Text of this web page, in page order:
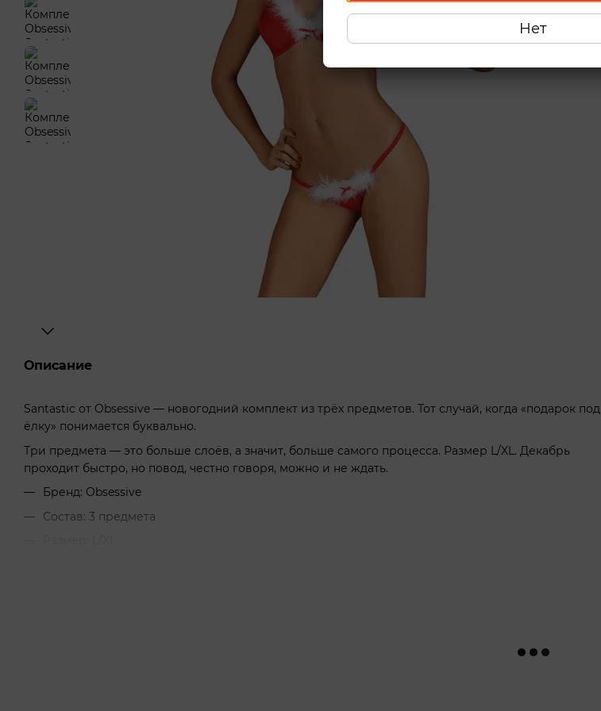
Описание
Santastic от Obsessive — новогодний комплект из трёх предметов. Тот случай, когда «подарок под
ёлку» понимается буквально.
Три предмета — это больше слоёв, а значит, больше самого процесса. Размер L/XL. Декабрь
проходит быстро, но повод, честно говоря, можно и не ждать.
Бренд: Obsessive
Состав: 3 предмета
Нет